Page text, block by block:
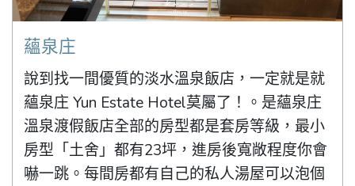
蘊泉庄
說到找一間優質的淡水溫泉飯店，一定就是就
蘊泉庄 Yun Estate Hotel莫屬了！。是蘊泉庄
溫泉渡假飯店全部的房型都是套房等級，最小
房型「土舍」都有23坪，進房後寬敞程度你會
嚇一跳。每間房都有自己的私人湯屋可以泡個